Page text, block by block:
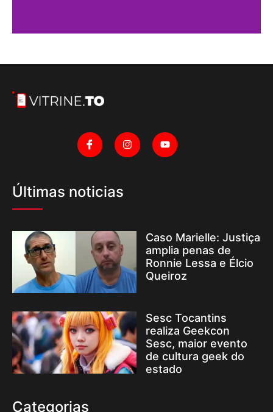
Últimas noticias
Caso Marielle: Justiça
amplia penas de
Ronnie Lessa e Élcio
Queiroz
Sesc Tocantins
realiza Geekcon
Sesc, maior evento
de cultura geek do
estado
Categorias